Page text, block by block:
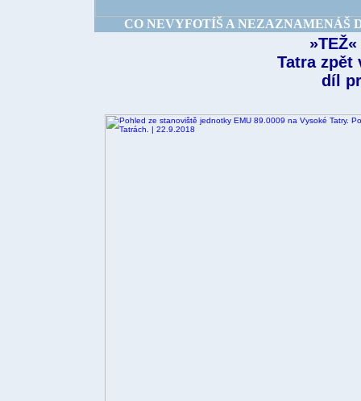
CO NEVYFOTÍŠ A NEZAZNAMENÁŠ
Tatra zpět
díl